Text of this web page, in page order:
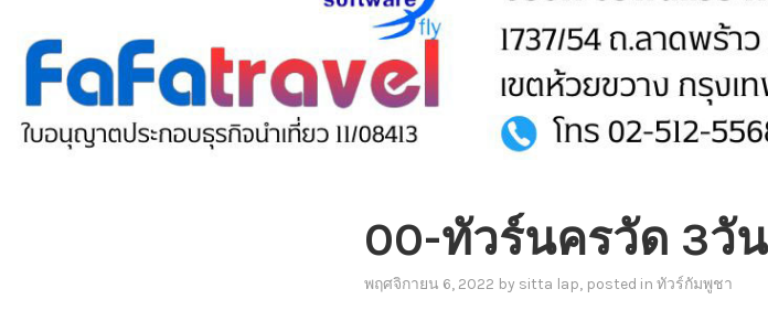
00-ทัวร์นครวัด 3วั
พฤศจิกายน 6, 2022 by sitta lap, posted in ทัวร์กัมพูชา